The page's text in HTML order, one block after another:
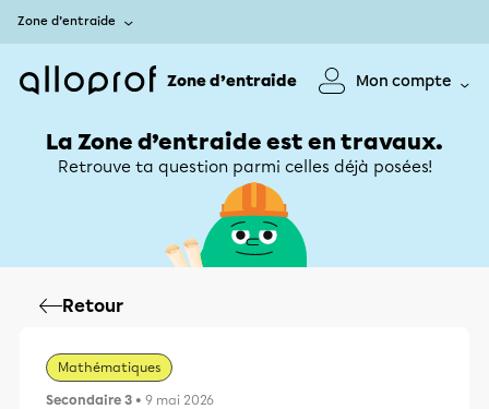
Zone d’entraide
Zone d’entraide Mon compte
La Zone d’entraide est en travaux.
Retrouve ta question parmi celles déjà posées!
Retour
Mathématiques
Secondaire 3 • 9 mai 2026